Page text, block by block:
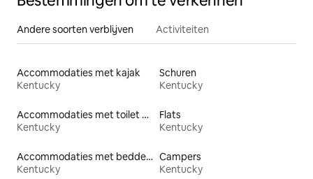
Andere soorten verblijven Activiteiten
Accommodaties met kajak
Kentucky
Schuren
Kentucky
Accommodaties met toilet op toegankelijke hoogte
Kentucky
Flats
Kentucky
Accommodaties met bedden op toegankelijke hoogte
Kentucky
Campers
Kentucky